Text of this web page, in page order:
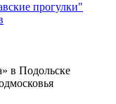
прогулки"
в Подольске